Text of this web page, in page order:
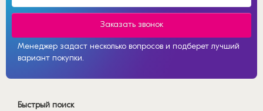
Заказать звонок
Менеджер задаст несколько вопросов и подберет лучший
вариант покупки.
Быстрый поиск